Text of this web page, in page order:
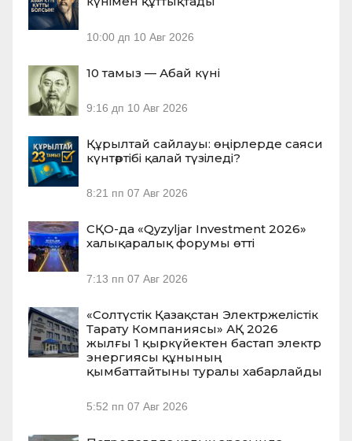
10:00 дп 10 Авг 2026
10 тамыз — Абай күні
9:16 дп 10 Авг 2026
Құрылтай сайлауы: өңірлерде саяси
күнтәртібі қалай түзіледі?
8:21 пп 07 Авг 2026
СҚО-да «Qyzyljar Investment 2026»
халықаралық форумы өтті
7:13 пп 07 Авг 2026
«Солтүстік Қазақстан Электржелістік
Тарату Компаниясы» АҚ 2026
жылғы 1 қыркүйектен бастап электр
энергиясы құнының
қымбаттайтыны туралы хабарлайды
5:52 пп 07 Авг 2026